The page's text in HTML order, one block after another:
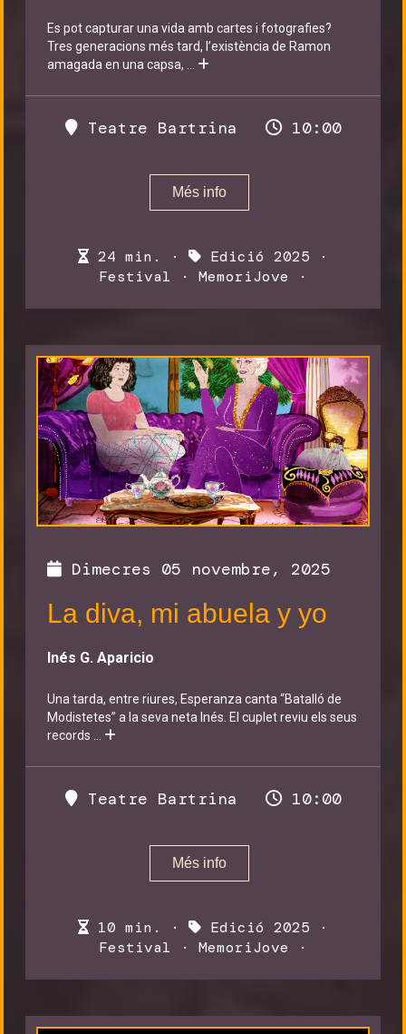
Es pot capturar una vida amb cartes i fotografies?
Tres generacions més tard, l’existència de Ramon
amagada en una capsa,
Teatre Bartrina 10:00
Més info
24 min. · Edició 2025 ·
Festival · MemoriJove ·
Dimecres 05 novembre, 2025
La diva, mi abuela y yo
Inés G. Aparicio
Una tarda, entre riures, Esperanza canta “Batalló de
Modistetes” a la seva neta Inés. El cuplet reviu els seus
records
Teatre Bartrina 10:00
Més info
10 min. · Edició 2025 ·
Festival · MemoriJove ·